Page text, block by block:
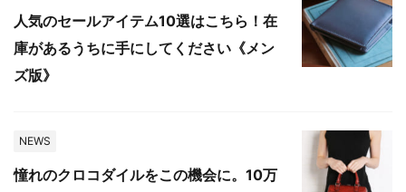
人気のセールアイテム10選はこちら！在
庫があるうちに手にしてください《メン
ズ版》
NEWS
憧れのクロコダイルをこの機会に。10万